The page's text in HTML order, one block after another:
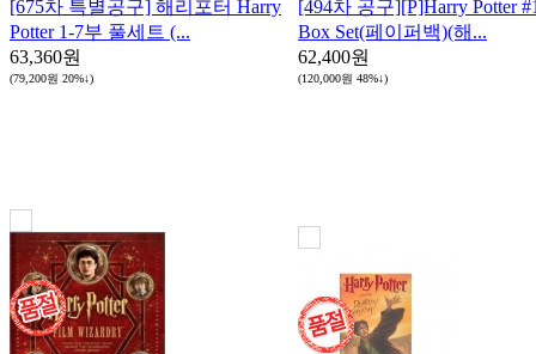
[675차 특별공구] 해리포터 Harry
Potter 1-7부 풀세트 (...
63,360원
(79,200원 20%↓)
[494차 공구][P]Harry Potter
Box Set(페이퍼백)(해...
62,400원
(120,000원 48%↓)